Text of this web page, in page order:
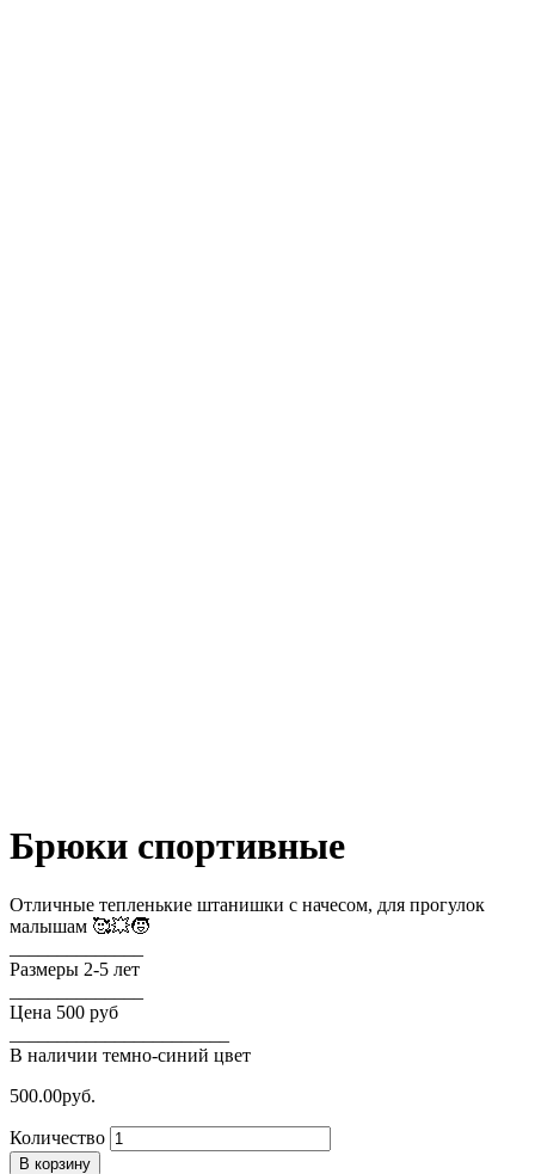
Брюки спортивные
Отличные тепленькие штанишки с начесом, для прогулок
малышам 🥰💥🧒
Размеры 2-5 лет
Цена 500 руб
В наличии темно-синий цвет
500.00руб.
Количество
В корзину